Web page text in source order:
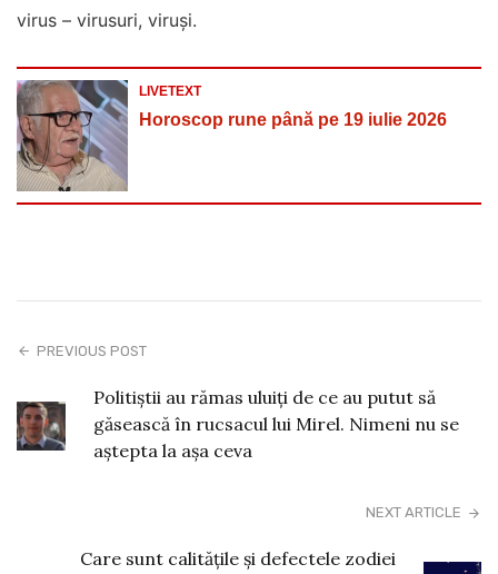
virus – virusuri, viruși.
LIVETEXT
Horoscop rune până pe 19 iulie 2026
PREVIOUS POST
Politiștii au rămas uluiți de ce au putut să
găsească în rucsacul lui Mirel. Nimeni nu se
aștepta la așa ceva
NEXT ARTICLE
Care sunt calitățile și defectele zodiei